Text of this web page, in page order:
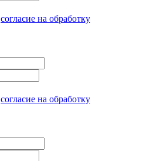
согласие на обработку
согласие на обработку